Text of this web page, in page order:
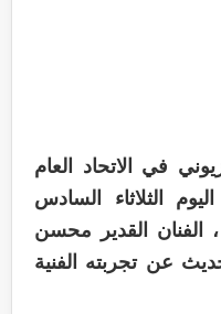
في الاتحاد العام
الثلاثاء السادس
عشر من كانون الثاني 2024 ، الفنان القدير محسن
عن تجربته الفنية